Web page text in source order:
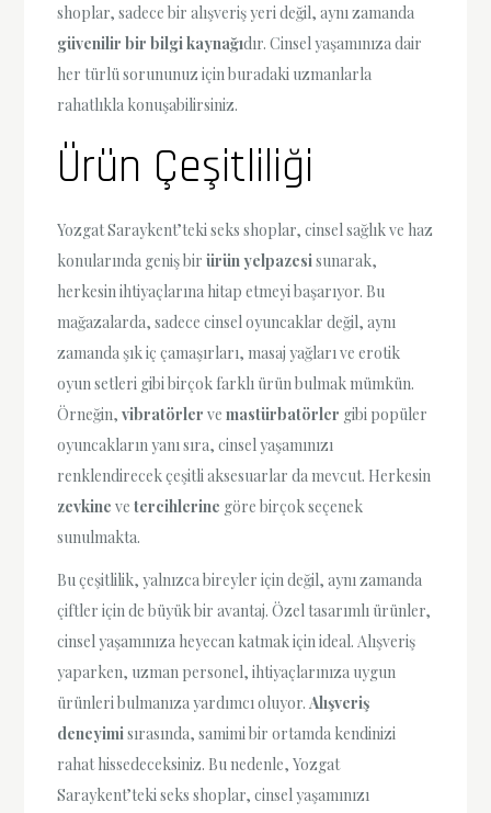
shoplar, sadece bir alışveriş yeri değil, aynı zamanda
güvenilir bir bilgi kaynağıdır. Cinsel yaşamınıza dair
her türlü sorununuz için buradaki uzmanlarla
rahatlıkla konuşabilirsiniz.
Ürün Çeşitliliği
Yozgat Saraykent’teki seks shoplar, cinsel sağlık ve haz
konularında geniş birürün yelpazesi sunarak,
herkesin ihtiyaçlarına hitap etmeyi başarıyor. Bu
mağazalarda, sadece cinsel oyuncaklar değil, aynı
zamanda şık iç çamaşırları, masaj yağları ve erotik
oyun setleri gibi birçok farklı ürün bulmak mümkün.
Örneğin,vibratörler vemastürbatörler gibi popüler
oyuncakların yanı sıra, cinsel yaşamınızı
renklendirecek çeşitli aksesuarlar da mevcut. Herkesin
zevkine vetercihlerine göre birçok seçenek
sunulmakta.
Bu çeşitlilik, yalnızca bireyler için değil, aynı zamanda
çiftler için de büyük bir avantaj. Özel tasarımlı ürünler,
cinsel yaşamınıza heyecan katmak için ideal. Alışveriş
yaparken, uzman personel, ihtiyaçlarınıza uygun
ürünleri bulmanıza yardımcı oluyor.Alışveriş
deneyimisırasında, samimi bir ortamda kendinizi
rahat hissedeceksiniz. Bu nedenle, Yozgat
Saraykent’teki seks shoplar, cinsel yaşamınızı